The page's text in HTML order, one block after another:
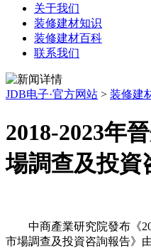
关于我们
装修建材知识
装修建材百科
联系我们
JDB电子·官方网站 > 装修建
2018-2023年
場調查及投資
中商產業研究院發布《
市場調查及投資咨詢報告》